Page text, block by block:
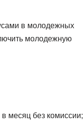
в молодежных
молодежную
месяц без комиссии;